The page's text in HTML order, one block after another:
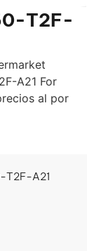
T2F-
A21 For
al por
T2F-A21